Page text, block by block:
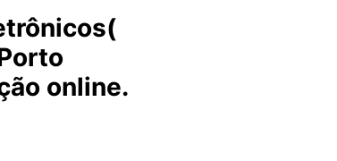
online.